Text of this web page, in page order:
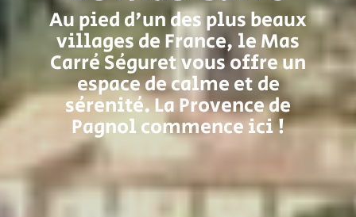
Au pied d'un des plus beaux
villages de France, le Mas
Carré Séguret vous offre un
espace de calme et de
sérenité. La Provence de
Pagnol commence ici !